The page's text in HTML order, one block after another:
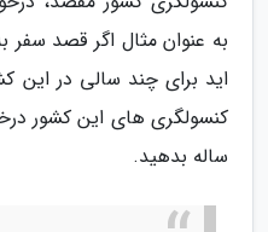
به عنوان مثال اگر قصد سفر
اید برای چند سالی در این
ساله بدهید.